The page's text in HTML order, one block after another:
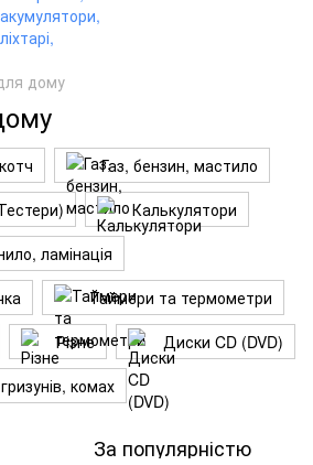
дому
Газ, бензин, мастило
Калькулятори
ламінація
Таймери та термометри
Різне
Диски CD (DVD)
комах
За популярністю